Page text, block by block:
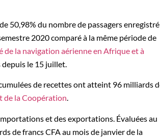
50,98% du nombre de passagers enregistré
2020 comparé à la même période de
de la navigation aérienne en Afrique et à
le 15 juillet.
de recettes ont atteint 96 milliards
de la Coopération.
et des exportations. Évaluées au
de francs CFA au mois de janvier de la